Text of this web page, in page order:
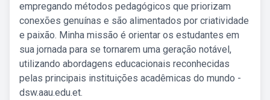
empregando métodos pedagógicos que priorizam
conexões genuínas e são alimentados por criatividade
e paixão. Minha missão é orientar os estudantes em
sua jornada para se tornarem uma geração notável,
utilizando abordagens educacionais reconhecidas
pelas principais instituições acadêmicas do mundo -
dsw.aau.edu.et.